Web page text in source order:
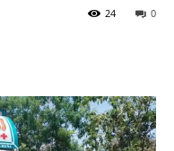
0
24